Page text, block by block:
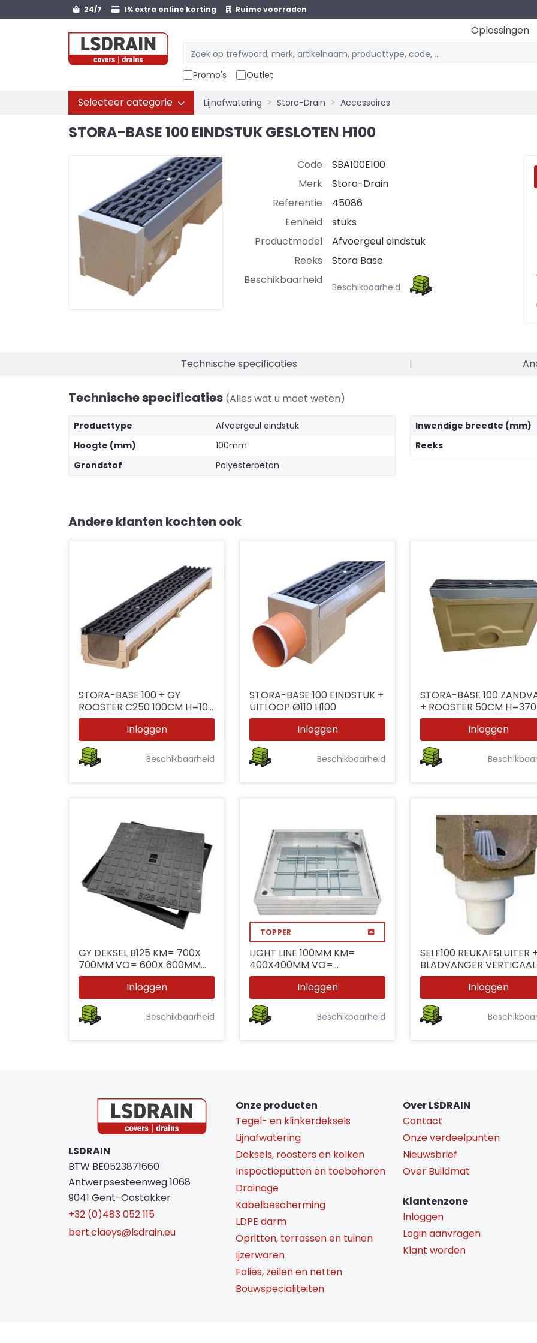
24/7 1% extra online korting Ruime voorraden
Oplossingen
Promo's Outlet
Selecteer categorie Lijnafwatering Stora-Drain Accessoires
STORA-BASE 100 EINDSTUK GESLOTEN H100
Code
SBA100E100
Merk
Stora-Drain
Referentie
45086
Eenheid
stuks
Productmodel
Afvoergeul eindstuk
Reeks
Stora Base
Beschikbaarheid
Beschikbaarheid
Technische specificaties |
Technische specificaties (Alles wat u moet weten)
Producttype
Afvoergeul eindstuk
Hoogte (mm)
100mm
Grondstof
Polyesterbeton
Inwendige breedte (mm)
Reeks
Andere klanten kochten ook
STORA-BASE 100 + GY
ROOSTER C250 100CM H=100
Ø110
Inloggen
Beschikbaarheid
STORA-BASE 100 EINDSTUK +
UITLOOP Ø110 H100
Inloggen
Beschikbaarheid
STORA-BASE 100
+ ROOSTER 50CM H=370
Ø110 C250
Inloggen
GY DEKSEL B125 KM= 700X
700MM VO= 600X 600MM
H50
Inloggen
Beschikbaarheid
TOPPER
LIGHT LINE 100MM KM=
400X400MM VO=
340X340MM
Inloggen
Beschikbaarheid
SELF100 REUKAFSLUITER +
BLADVANGER VERTICAAL
ø110MM
Inloggen
LSDRAIN
BTW BE0523871660
Antwerpsesteenweg 1068
9041 Gent-Oostakker
+32 (0)483 052 115
bert.claeys@lsdrain.eu
Onze producten
Tegel- en klinkerdeksels
Lijnafwatering
Deksels, roosters en kolken
Inspectieputten en toebehoren
Drainage
Kabelbescherming
LDPE darm
Opritten, terrassen en tuinen
Ijzerwaren
Folies, zeilen en netten
Bouwspecialiteiten
Over LSDRAIN
Contact
Onze verdeelpunten
Nieuwsbrief
Over Buildmat
Klantenzone
Inloggen
Login aanvragen
Klant worden